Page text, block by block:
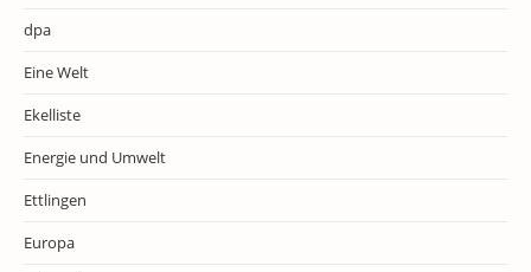
dpa
Eine Welt
Ekelliste
Energie und Umwelt
Ettlingen
Europa